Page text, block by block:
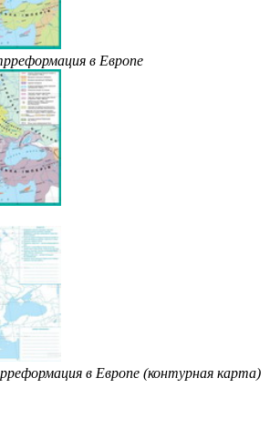
в Европе
в Европе (контурная карта)